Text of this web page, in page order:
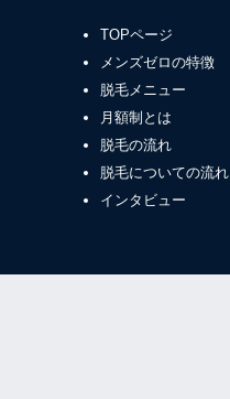
TOPページ
メンズゼロの特徴
脱毛メニュー
月額制とは
脱毛の流れ
脱毛についての流れ
インタビュー